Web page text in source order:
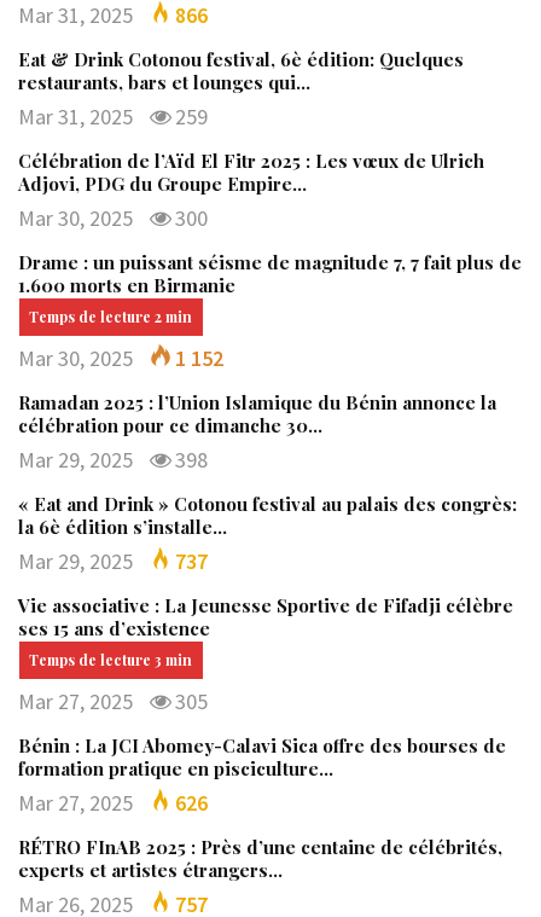
Mar 31, 2025 866
Eat & Drink Cotonou festival, 6è édition: Quelques
restaurants, bars et lounges qui…
Mar 31, 2025 259
Célébration de l’Aïd El Fitr 2025 : Les vœux de Ulrich
Adjovi, PDG du Groupe Empire…
Mar 30, 2025 300
Drame : un puissant séisme de magnitude 7, 7 fait plus de
1.600 morts en Birmanie
Mar 30, 2025 1 152
Ramadan 2025 : l’Union Islamique du Bénin annonce la
célébration pour ce dimanche 30…
Mar 29, 2025 398
« Eat and Drink » Cotonou festival au palais des congrès:
la 6è édition s’installe…
Mar 29, 2025 737
Vie associative : La Jeunesse Sportive de Fifadji célèbre
ses 15 ans d’existence
Mar 27, 2025 305
Bénin : La JCI Abomey-Calavi Sica offre des bourses de
formation pratique en pisciculture…
Mar 27, 2025 626
RÉTRO FInAB 2025 : Près d’une centaine de célébrités,
experts et artistes étrangers…
Mar 26, 2025 757